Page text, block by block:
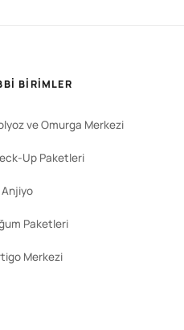
BIRIMLER
ve Omurga Merkezi
Up Paketleri
Anjiyo
Paketleri
Merkezi